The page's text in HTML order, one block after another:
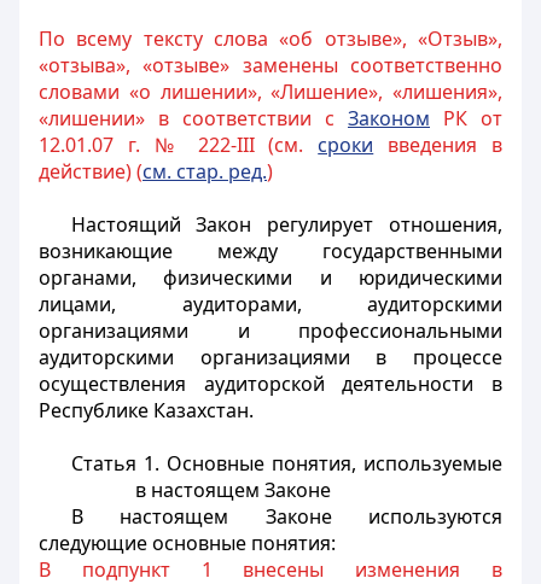
По всему тексту слова «об отзыве», «Отзыв»,
«отзыва», «отзыве» заменены соответственно
словами «о лишении», «Лишение», «лишения»,
«лишении» в соответствии с Законом РК от
12.01.07 г. № 222-III (см. сроки введения в
действие) (см. стар. ред.)
Настоящий Закон регулирует отношения,
возникающие между государственными
органами, физическими и юридическими
лицами, аудиторами, аудиторскими
организациями и профессиональными
аудиторскими организациями в процессе
осуществления аудиторской деятельности в
Республике Казахстан.
Статья 1. Основные понятия, используемые
в настоящем Законе
В настоящем Законе используются
следующие основные понятия:
В подпункт 1 внесены изменения в